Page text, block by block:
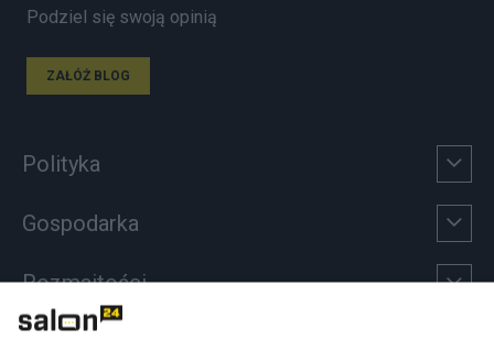
Podziel się swoją opinią
ZAŁÓŻ BLOG
Polityka
Gospodarka
Rozmaitości